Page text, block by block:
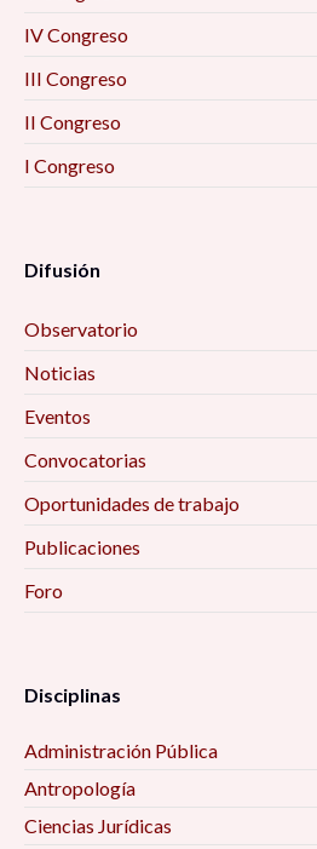
IV Congreso
III Congreso
II Congreso
I Congreso
Difusión
Observatorio
Noticias
Eventos
Convocatorias
Oportunidades de trabajo
Publicaciones
Foro
Disciplinas
Administración Pública
Antropología
Ciencias Jurídicas